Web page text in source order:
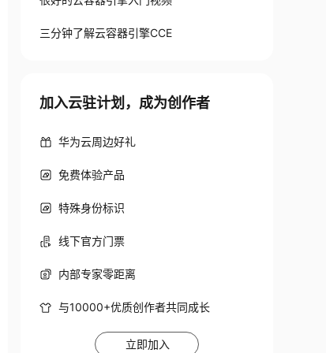
三分钟了解云容器引擎CCE
加入云驻计划，成为创作者
华为云周边好礼
免费体验产品
特殊身份标识
线下官方门票
内部专家零距离
与10000+优质创作者共同成长
立即加入